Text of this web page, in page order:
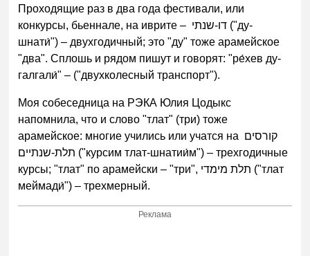
Проходящие раз в два года фестивали, или
конкурсы, бьеннале, на иврите – דו-שנתי ("ду-
шнати́") – двухгодичный; это "ду" тоже арамейское
"два". Сплошь и рядом пишут и говорят: "ре́хев ду-
галгали́" – ("двухколесный транспорт").
Моя собеседница на РЭКА Юлия Цодыкс
напомнила, что и слово "тлат" (три) тоже
арамейское: многие учились или учатся на קורסים
תלת-שנתיים ("курсим тлат-шнатии́м") – трехгодичные
курсы; "тлат" по арамейски – "три", תלת מימדי ("тлат
меймади́") – трехмерный.
Реклама